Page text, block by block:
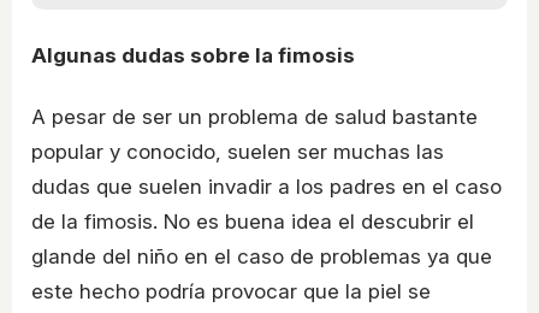
Algunas dudas sobre la fimosis
A pesar de ser un problema de salud bastante
popular y conocido, suelen ser muchas las
dudas que suelen invadir a los padres en el caso
de la fimosis. No es buena idea el descubrir el
glande del niño en el caso de problemas ya que
este hecho podría provocar que la piel se